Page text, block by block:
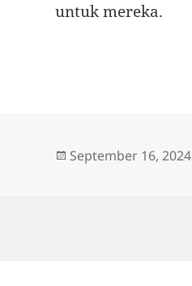
untuk mereka.
Posted
September 16, 2024